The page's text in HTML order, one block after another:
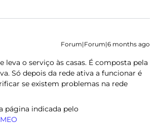
Forum|Forum|6 months ago
leva o serviço às casas. É composta pela
Só depois da rede ativa a funcionar é
se existem problemas na rede
página indicada pelo